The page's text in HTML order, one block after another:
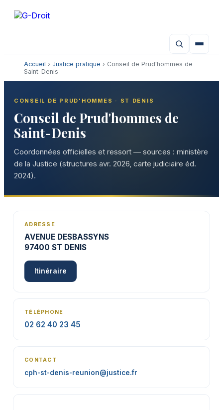
Accueil › Justice pratique › Conseil de Prud'hommes de
Saint-Denis
CONSEIL DE PRUD'HOMMES · ST DENIS
Conseil de Prud'hommes de
Saint-Denis
Coordonnées officielles et ressort — sources : ministère
de la Justice (structures avr. 2026, carte judiciaire éd.
2024).
ADRESSE
AVENUE DESBASSYNS
97400 ST DENIS
Itinéraire
TÉLÉPHONE
02 62 40 23 45
CONTACT
cph-st-denis-reunion@justice.fr